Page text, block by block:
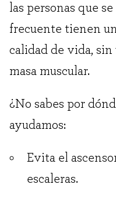
las personas que
frecuente tienen
calidad de vida,
masa muscular.
¿No sabes por
ayudamos:
Evita el
escaleras.